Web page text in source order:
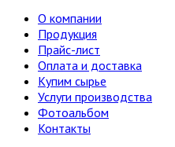
О компании
Продукция
Прайс-лист
Оплата и доставка
Купим сырье
Услуги производства
Фотоальбом
Контакты